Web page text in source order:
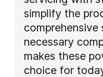
simplify the
necessary
makes these
choice for